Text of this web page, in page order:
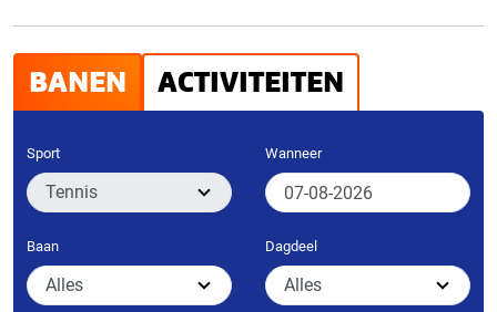
BANEN ACTIVITEITEN
Sport Wanneer
Baan Dagdeel